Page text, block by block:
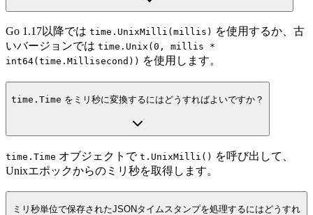
Go 1.17以降では time.UnixMilli(millis) を使用するか、古
いバージョンでは time.Unix(0, millis *
int64(time.Millisecond)) を使用します。
time.Time をミリ秒に変換するにはどうすればよいですか？
time.Time オブジェクトで t.UnixMilli() を呼び出して、
Unixエポックからのミリ秒を取得します。
ミリ秒単位で保存されたJSONタイムスタンプを処理するにはどうすれ